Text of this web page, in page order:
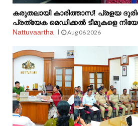
കരുതലായി കാരിത്താസ്! പ്രളയ
പ്രത്യേക മെഡിക്കൽ ടീമുകളെ
Nattuvaartha
Aug 06 2026